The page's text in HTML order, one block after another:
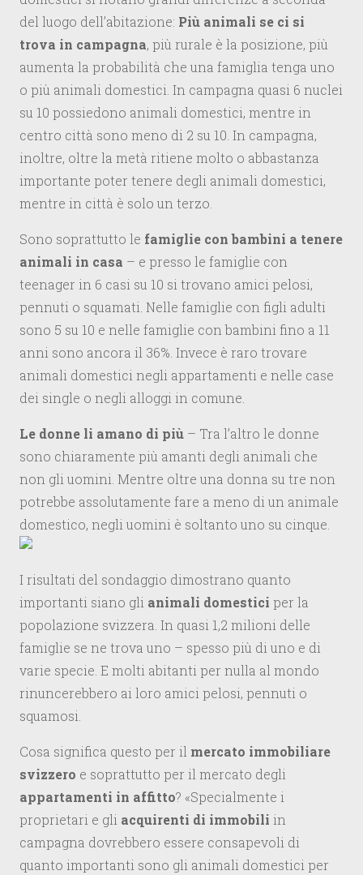
del luogo dell’abitazione: Più animali se ci si
trova in campagna, più rurale è la posizione, più
aumenta la probabilità che una famiglia tenga uno
o più animali domestici. In campagna quasi 6 nuclei
su 10 possiedono animali domestici, mentre in
centro città sono meno di 2 su 10. In campagna,
inoltre, oltre la metà ritiene molto o abbastanza
importante poter tenere degli animali domestici,
mentre in città è solo un terzo.
Sono soprattutto le famiglie con bambini a tenere
animali in casa – e presso le famiglie con
teenager in 6 casi su 10 si trovano amici pelosi,
pennuti o squamati. Nelle famiglie con figli adulti
sono 5 su 10 e nelle famiglie con bambini fino a 11
anni sono ancora il 36%. Invece è raro trovare
animali domestici negli appartamenti e nelle case
dei single o negli alloggi in comune.
Le donne li amano di più – Tra l’altro le donne
sono chiaramente più amanti degli animali che
non gli uomini. Mentre oltre una donna su tre non
potrebbe assolutamente fare a meno di un animale
domestico, negli uomini è soltanto uno su cinque.
I risultati del sondaggio dimostrano quanto
importanti siano gli animali domestici per la
popolazione svizzera. In quasi 1,2 milioni delle
famiglie se ne trova uno – spesso più di uno e di
varie specie. E molti abitanti per nulla al mondo
rinuncerebbero ai loro amici pelosi, pennuti o
squamosi.
Cosa significa questo per il mercato immobiliare
svizzero e soprattutto per il mercato degli
appartamenti in affitto? «Specialmente i
proprietari e gli acquirenti di immobili in
campagna dovrebbero essere consapevoli di
quanto importanti sono gli animali domestici per